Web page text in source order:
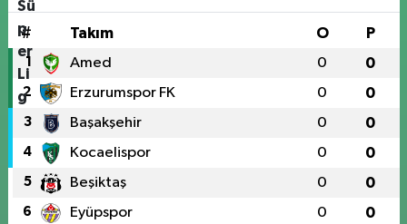
# Takım O P
1 Amed 0 0
2 Erzurumspor FK 0 0
3 Başakşehir 0 0
4 Kocaelispor 0 0
5 Beşiktaş 0 0
6 Eyüpspor 0 0